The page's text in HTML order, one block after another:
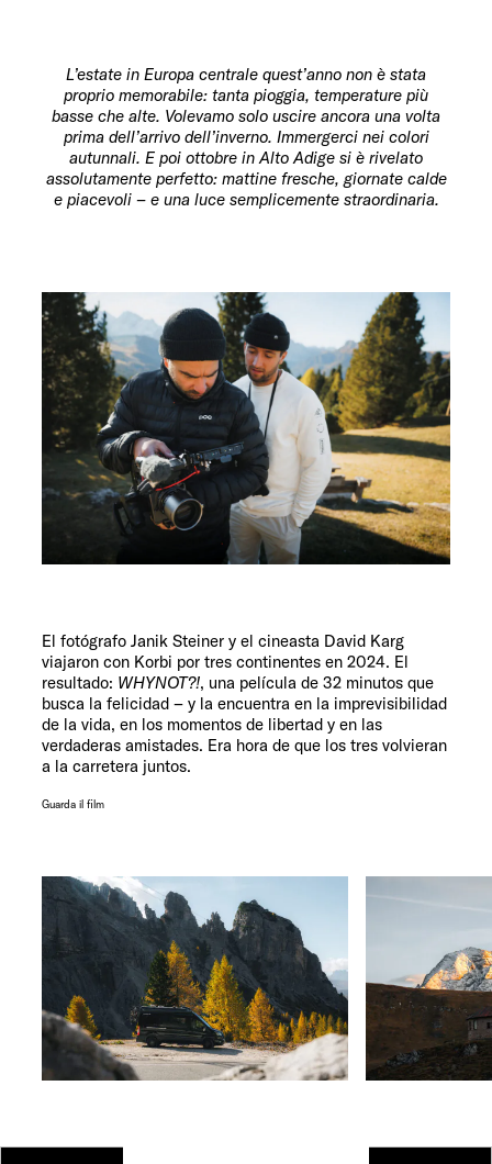
L’estate in Europa centrale quest’anno non è stata
proprio memorabile: tanta pioggia, temperature più
basse che alte. Volevamo solo uscire ancora una volta
prima dell’arrivo dell’inverno. Immergerci nei colori
autunnali. E poi ottobre in Alto Adige si è rivelato
assolutamente perfetto: mattine fresche, giornate calde
e piacevoli – e una luce semplicemente straordinaria.
El fotógrafo Janik Steiner y el cineasta David Karg
viajaron con Korbi por tres continentes en 2024. El
resultado: WHYNOT?!, una película de 32 minutos que
busca la felicidad – y la encuentra en la imprevisibilidad
de la vida, en los momentos de libertad y en las
verdaderas amistades. Era hora de que los tres volvieran
a la carretera juntos.
Guarda il film